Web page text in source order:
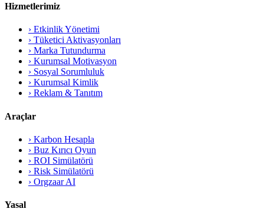
Hizmetlerimiz
› Etkinlik Yönetimi
› Tüketici Aktivasyonları
› Marka Tutundurma
› Kurumsal Motivasyon
› Sosyal Sorumluluk
› Kurumsal Kimlik
› Reklam & Tanıtım
Araçlar
› Karbon Hesapla
› Buz Kırıcı Oyun
› ROI Simülatörü
› Risk Simülatörü
› Orgzaar AI
Yasal